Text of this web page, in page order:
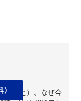
たこと）、なぜ今